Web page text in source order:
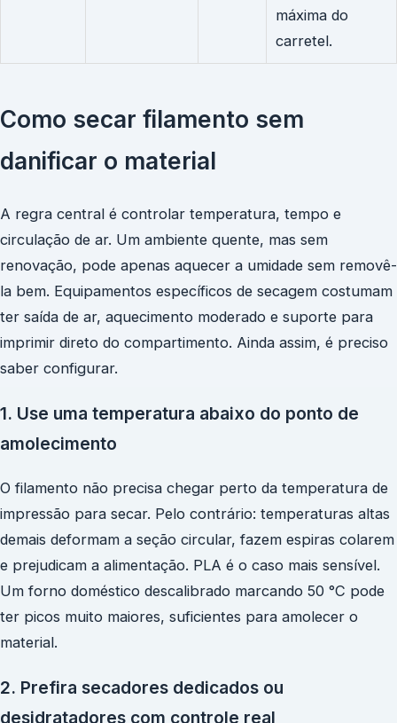
máxima do
carretel.
Como secar filamento sem
danificar o material
A regra central é controlar temperatura, tempo e
circulação de ar. Um ambiente quente, mas sem
renovação, pode apenas aquecer a umidade sem removê-
la bem. Equipamentos específicos de secagem costumam
ter saída de ar, aquecimento moderado e suporte para
imprimir direto do compartimento. Ainda assim, é preciso
saber configurar.
1. Use uma temperatura abaixo do ponto de
amolecimento
O filamento não precisa chegar perto da temperatura de
impressão para secar. Pelo contrário: temperaturas altas
demais deformam a seção circular, fazem espiras colarem
e prejudicam a alimentação. PLA é o caso mais sensível.
Um forno doméstico descalibrado marcando 50 °C pode
ter picos muito maiores, suficientes para amolecer o
material.
2. Prefira secadores dedicados ou
desidratadores com controle real